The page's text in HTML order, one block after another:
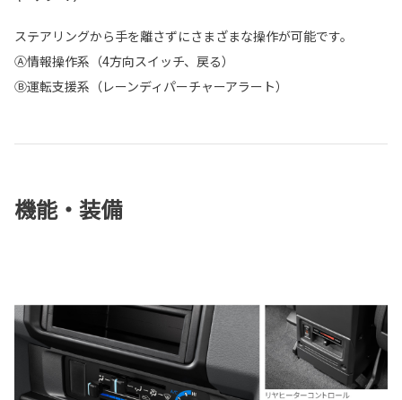
ステアリングから手を離さずにさまざまな操作が可能です。
Ⓐ情報操作系（4方向スイッチ、戻る）
Ⓑ運転支援系（レーンディパーチャーアラート）
機能・装備